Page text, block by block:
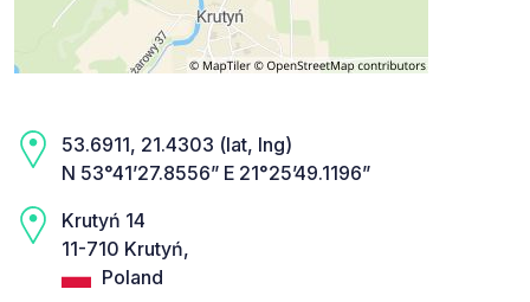
53.6911, 21.4303 (lat, lng)
N 53°41’27.8556” E 21°25’49.1196”
Krutyń 14
11-710 Krutyń,
Poland